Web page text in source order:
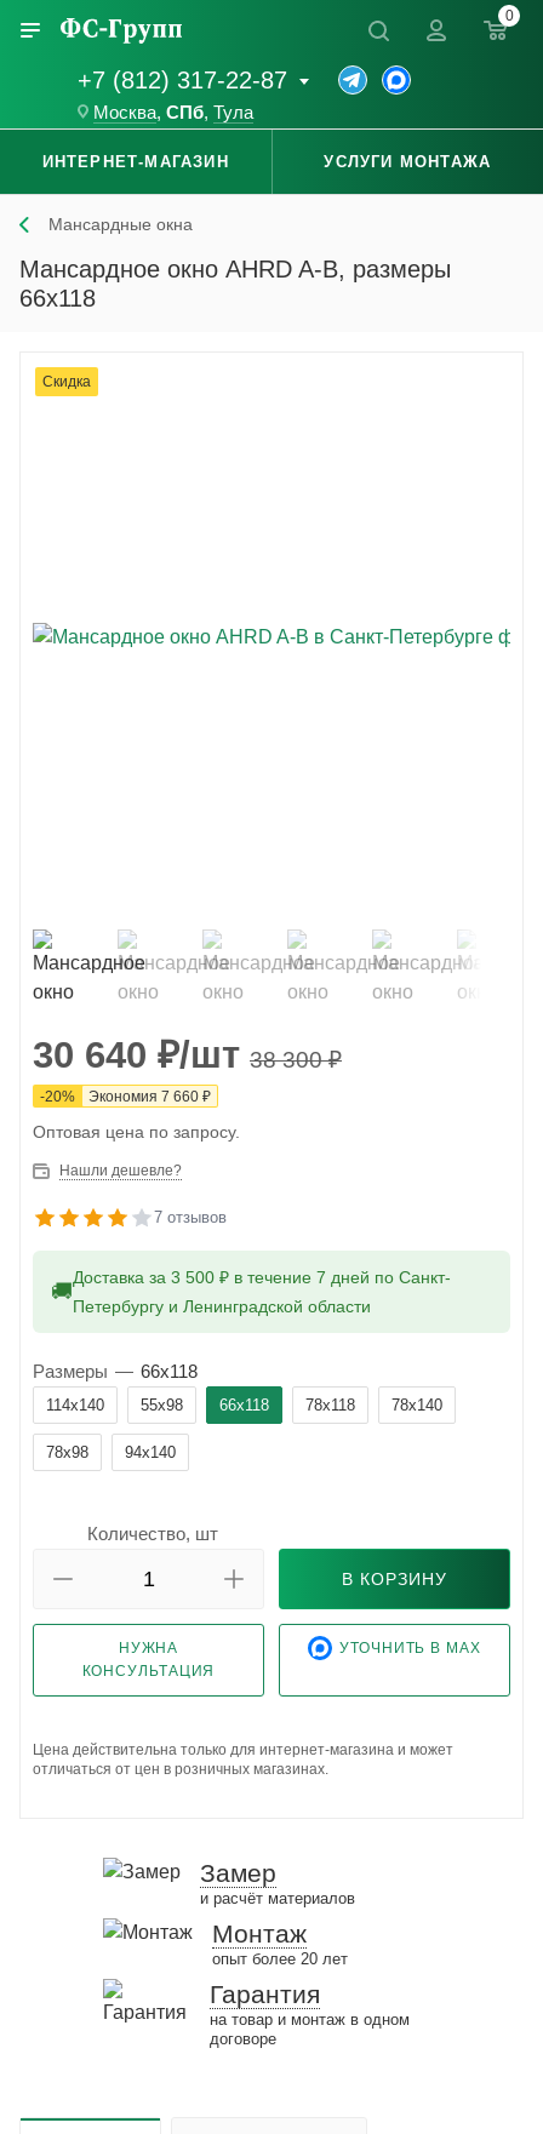
+7 (812) 317-22-87
Москва, СПб, Тула
0
ИНТЕРНЕТ-МАГАЗИН УСЛУГИ МОНТАЖА
Мансардные окна
Мансардное окно AHRD A-B, размеры
66x118
Скидка
30 640 ₽/шт 38 300₽
-20% Экономия 7 660 ₽
Оптовая цена по запросу.
Нашли дешевле?
7 отзывов
🚚
Доставка за 3 500 ₽ в течение 7 дней по Санкт-
Петербургу и Ленинградской области
Размеры — 66x118
114x140 55x98 66x118 78x118 78x140
78x98 94x140
Количество, шт
В КОРЗИНУ
НУЖНА
КОНСУЛЬТАЦИЯ
УТОЧНИТЬ В MAX
Цена действительна только для интернет-магазина и может
отличаться от цен в розничных магазинах.
Замер
и расчёт материалов
Монтаж
опыт более 20 лет
Гарантия
на товар и монтаж в одном
договоре